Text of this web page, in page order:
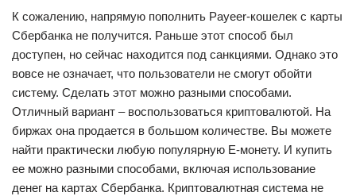
К сожалению, напрямую пополнить Payeer-кошелек с карты
Сбербанка не получится. Раньше этот способ был
доступен, но сейчас находится под санкциями. Однако это
вовсе не означает, что пользователи не смогут обойти
систему. Сделать этот можно разными способами.
Отличный вариант – воспользоваться криптовалютой. На
биржах она продается в большом количестве. Вы можете
найти практически любую популярную Е-монету. И купить
ее можно разными способами, включая использование
денег на картах Сбербанка. Криптовалютная система не